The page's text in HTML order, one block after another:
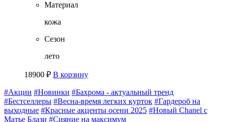
Материал
кожа
Сезон
лето
18900 ₽ В корзину
#Акции #Новинки #Бахрома - актуальный тренд
#Бестселлеры #Весна-время легких курток #Гардероб на
выходные #Красные акценты осени 2025 #Новый Chanel с
Матье Блази #Сияние на максимум